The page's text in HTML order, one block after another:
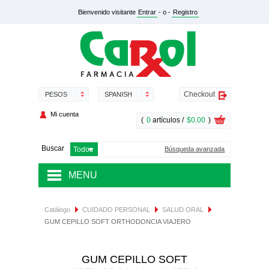
Bienvenido visitante Entrar - o - Registro
SPANISH
PESOS
Mi cuenta
Buscar Búsqueda avanzada
( 0 artículos / $0.00 )
Checkout
MENU
SALUD Y NUTRICIÓN
Catálogo CUIDADO PERSONAL
SALUD ORAL
GUM CEPILLO SOFT ORTHODONCIA VIAJERO
GUM CEPILLO SOFT